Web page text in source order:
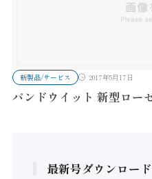
新製品/サービス 2017年5月17日
パンドウイット 新型ロー
最新号ダウンロード